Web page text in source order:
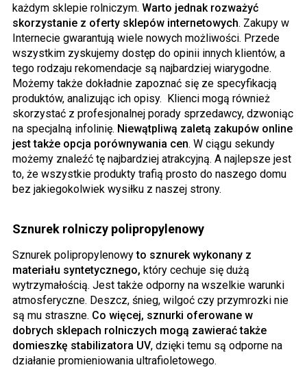
każdym sklepie rolniczym. Warto jednak rozważyć
skorzystanie z oferty sklepów internetowych. Zakupy w
Internecie gwarantują wiele nowych możliwości. Przede
wszystkim zyskujemy dostęp do opinii innych klientów, a
tego rodzaju rekomendacje są najbardziej wiarygodne.
Możemy także dokładnie zapoznać się ze specyfikacją
produktów, analizując ich opisy. Klienci mogą również
skorzystać z profesjonalnej porady sprzedawcy, dzwoniąc
na specjalną infolinię. Niewątpliwą zaletą zakupów online
jest także opcja porównywania cen. W ciągu sekundy
możemy znaleźć tę najbardziej atrakcyjną. A najlepsze jest
to, że wszystkie produkty trafią prosto do naszego domu
bez jakiegokolwiek wysiłku z naszej strony.
Sznurek rolniczy polipropylenowy
Sznurek polipropylenowyto sznurek wykonany z
materiału syntetycznego, który cechuje się dużą
wytrzymałością. Jest także odporny na wszelkie warunki
atmosferyczne. Deszcz, śnieg, wilgoć czy przymrozki nie
są mu straszne. Co więcej, sznurki oferowane w
dobrych sklepach rolniczych mogą zawierać także
domieszkę stabilizatora UV, dzięki temu są odporne na
działanie promieniowania ultrafioletowego.